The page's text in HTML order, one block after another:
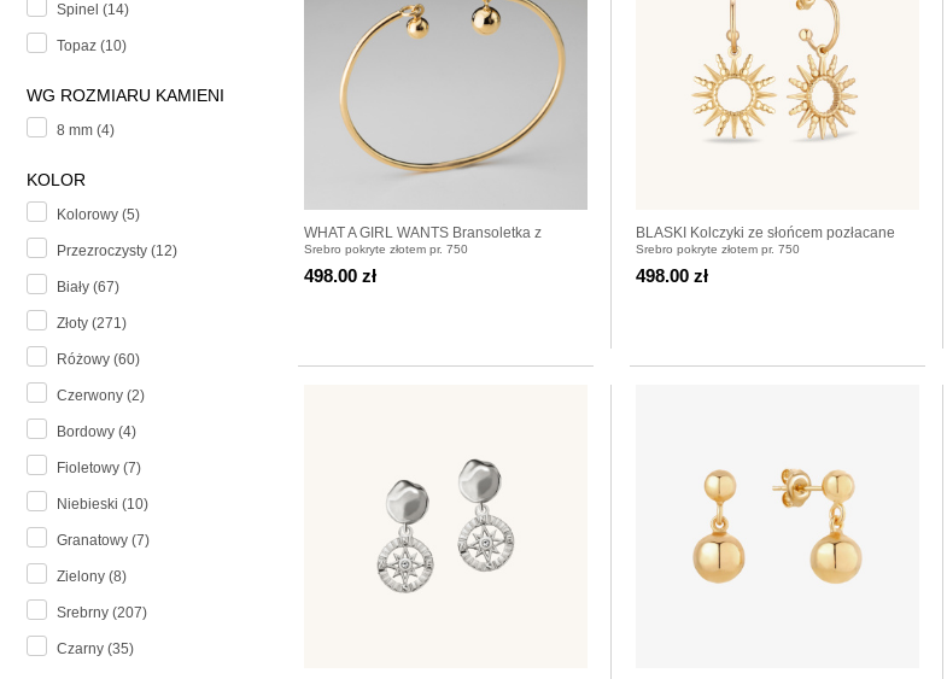
Spinel (14)
Topaz (10)
WG ROZMIARU KAMIENI
8 mm (4)
KOLOR
Kolorowy (5)
Przezroczysty (12)
Biały (67)
Złoty (271)
Różowy (60)
Czerwony (2)
Bordowy (4)
Fioletowy (7)
Niebieski (10)
Granatowy (7)
Zielony (8)
Srebrny (207)
Czarny (35)
WHAT A GIRL WANTS Bransoletka z
kulkami pozłacanymi
Srebro pokryte złotem pr. 750
498.00 zł
BLASKI Kolczyki ze słońcem pozłacane
Srebro pokryte złotem pr. 750
498.00 zł